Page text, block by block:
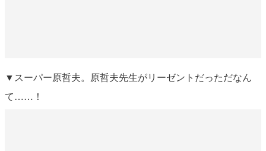
▼スーパー原哲夫。原哲夫先生がリーゼントだっただなん
て……！